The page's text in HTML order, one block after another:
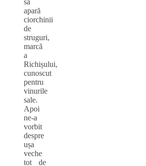
apară
ciorchinii
de
struguri,
marcă
a
Richișului,
cunoscut
pentru
vinurile
sale.
Apoi
ne-a
vorbit
despre
ușa
veche
tot de